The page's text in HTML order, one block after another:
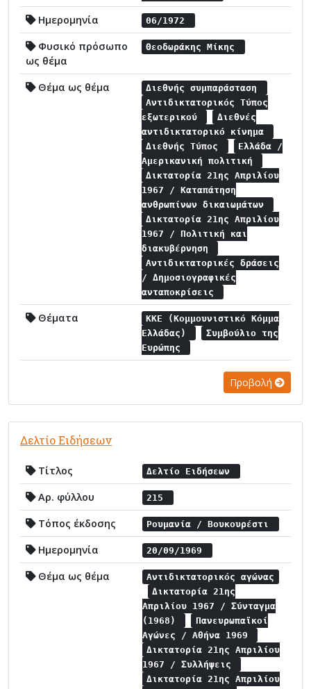
Ημερομηνία 06/1972
Φυσικό πρόσωπο
ως θέμα
Θεοδωράκης Μίκης
Θέμα ως θέμα
Διεθνής συμπαράσταση
Αντιδικτατορικός Τύπος
εξωτερικού
Διεθνές
αντιδικτατορικό κίνημα
Διεθνής Τύπος
Ελλάδα /
Αμερικανική πολιτική
Δικτατορία 21ης Απριλίου
1967 / Καταπάτηση
ανθρωπίνων δικαιωμάτων
Δικτατορία 21ης Απριλίου
1967 / Πολιτική και
διακυβέρνηση
Αντιδικτατορικές δράσεις
/ Δημοσιογραφικές
ανταποκρίσεις
Θέματα
ΚΚΕ (Κομμουνιστικό Κόμμα
Ελλάδας)
Συμβούλιο της
Ευρώπης
Προβολή
Δελτίο Ειδήσεων
Τίτλος Δελτίο Ειδήσεων
Αρ. φύλλου 215
Τόπος έκδοσης Ρουμανία / Βουκουρέστι
Ημερομηνία 20/09/1969
Θέμα ως θέμα
Αντιδικτατορικός αγώνας
Δικτατορία 21ης
Απριλίου 1967 / Σύνταγμα
(1968)
Πανευρωπαϊκοί
Αγώνες / Αθήνα 1969
Δικτατορία 21ης Απριλίου
1967 / Συλλήψεις
Δικτατορία 21ης Απριλίου